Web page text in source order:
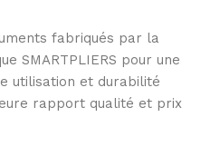
fabriqués par la
SMARTPLIERS pour une
utilisation et durabilité
rapport qualité et prix